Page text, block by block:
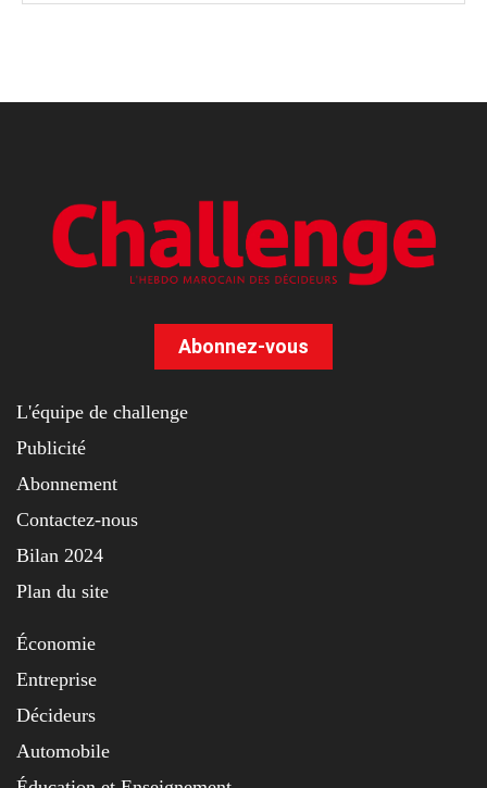
Abonnez-vous
L'équipe de challenge
Publicité
Abonnement
Contactez-nous
Bilan 2024
Plan du site
Économie
Entreprise
Décideurs
Automobile